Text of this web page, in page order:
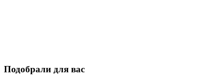
Подобрали для вас